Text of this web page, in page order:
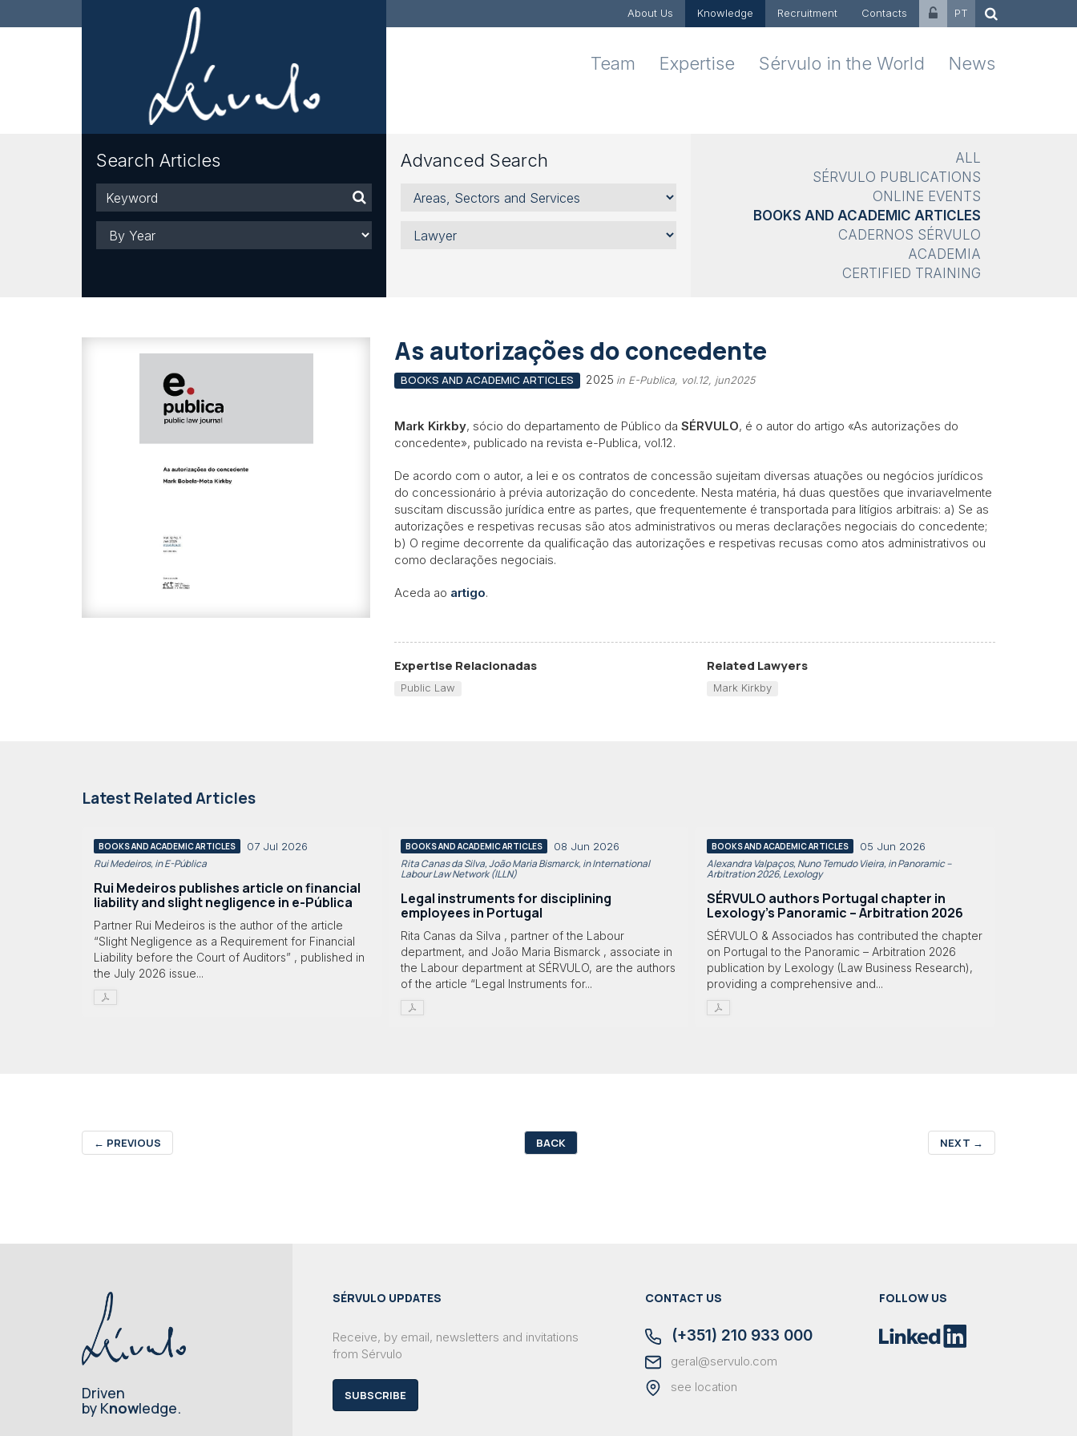
About Us Knowledge Recruitment Contacts PT
Team Expertise Sérvulo in the World News
Search Articles
Keyword
Year
Advanced Search
Areas,
Sectors
Services
Lawyer
ALL
SÉRVULO PUBLICATIONS
ONLINE EVENTS
BOOKS AND ACADEMIC ARTICLES
CADERNOS SÉRVULO
ACADEMIA
CERTIFIED TRAINING
As autorizações do concedente
BOOKS AND ACADEMIC ARTICLES 2025 in E-Publica, vol.12, jun2025
Mark Kirkby, sócio do departamento de Público da SÉRVULO, é o autor do artigo «As autorizações do
concedente», publicado na revista e-Publica, vol.12.
De acordo com o autor, a lei e os contratos de concessão sujeitam diversas atuações ou negócios jurídicos
do concessionário à prévia autorização do concedente. Nesta matéria, há duas questões que invariavelmente
suscitam discussão jurídica entre as partes, que frequentemente é transportada para litígios arbitrais: a) Se as
autorizações e respetivas recusas são atos administrativos ou meras declarações negociais do concedente;
b) O regime decorrente da qualificação das autorizações e respetivas recusas como atos administrativos ou
como declarações negociais.
Aceda ao artigo.
Expertise Relacionadas
Public Law
Related Lawyers
Mark Kirkby
Latest Related Articles
BOOKS AND ACADEMIC ARTICLES 07 Jul 2026
Rui Medeiros, in E-Pública
Rui Medeiros publishes article on financial
liability and slight negligence in e-Pública
Partner Rui Medeiros is the author of the article
“Slight Negligence as a Requirement for Financial
Liability before the Court of Auditors” , published in
the July 2026 issue...
BOOKS AND ACADEMIC ARTICLES 08 Jun 2026
Rita Canas da Silva, João Maria Bismarck, in International
Labour Law Network (ILLN)
Legal instruments for disciplining
employees in Portugal
Rita Canas da Silva , partner of the Labour
department, and João Maria Bismarck , associate in
the Labour department at SÉRVULO, are the authors
of the article “Legal Instruments for...
BOOKS AND ACADEMIC ARTICLES 05 Jun 2026
Alexandra Valpaços, Nuno Temudo Vieira, in Panoramic –
Arbitration 2026, Lexology
SÉRVULO authors Portugal chapter in
Lexology's Panoramic – Arbitration 2026
SÉRVULO & Associados has contributed the chapter
on Portugal to the Panoramic – Arbitration 2026
publication by Lexology (Law Business Research),
providing a comprehensive and...
← PREVIOUS BACK NEXT →
Driven
by Knowledge.
SÉRVULO UPDATES
Receive, by email, newsletters and invitations
from Sérvulo
SUBSCRIBE
CONTACT US
(+351) 210 933 000
geral@servulo.com
see location
FOLLOW US